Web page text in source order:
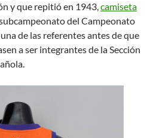
y que repitió en 1943,camiseta
del Campeonato
de las referentes antes de que
a ser integrantes de la Sección